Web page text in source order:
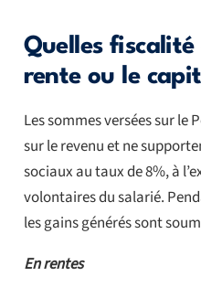
Quelles fiscalité
rente ou le
Les sommes versées sur le
sur le revenu et ne
sociaux au taux de 8%, à
volontaires du salarié.
les gains générés sont
En rentes